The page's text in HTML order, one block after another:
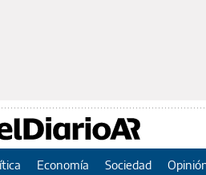
Economía Sociedad